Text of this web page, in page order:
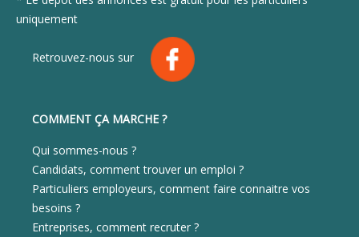
uniquement
Retrouvez-nous sur
COMMENT ÇA MARCHE ?
Qui sommes-nous ?
Candidats, comment trouver un emploi ?
Particuliers employeurs, comment faire connaitre vos
besoins ?
Entreprises, comment recruter ?